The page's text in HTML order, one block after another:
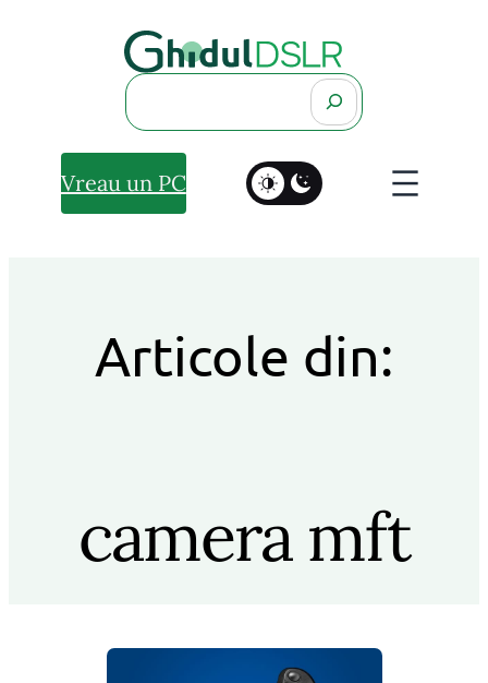
Search
Vreau un PC
Articole din:
camera mft